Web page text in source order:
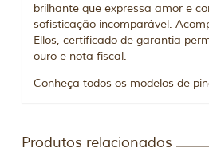
brilhante que expressa amor e
sofisticação incomparável.
Ellos, certificado de garantia
ouro e nota fiscal.
Conheça todos os modelos de
Produtos relacionados